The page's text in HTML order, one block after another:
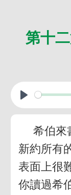
第十
希伯來
新約所有
表面上很
你讀過希